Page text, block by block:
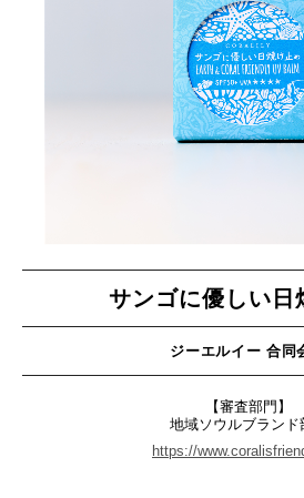
サンゴに優しい日
ジーエルイー 合同
【審査部門】
地域ソウルブランド
https://